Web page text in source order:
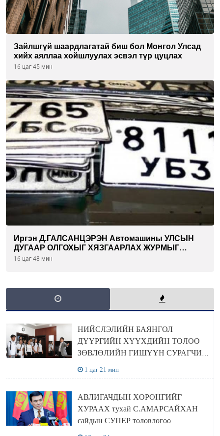
Зайлшгүй шаардлагатай биш бол Монгол Улсад
хийх аяллаа хойшлуулах эсвэл түр цуцлах
16 цаг 45 мин
Иргэн Д.ГАЛСАНЦЭРЭН Автомашины УЛСЫН
ДУГААР ОЛГОХЫГ ХЯЗГААРЛАХ ЖУРМЫГ
ЦУЦЛУУЛАХ санал гаргажээ
16 цаг 48 мин
НИЙСЛЭЛИЙН БАЯНГОЛ
ДҮҮРГИЙН ХҮҮХДИЙН ТӨЛӨӨ
ЗӨВЛӨЛИЙН ГИШҮҮН СУРАГЧИД
1 цаг 21 мин
АВЛИГАЧДЫН ХӨРӨНГИЙГ
ХУРААХ тухай С.АМАРСАЙХАН
сайдын СУПЕР төлөвлөгөө